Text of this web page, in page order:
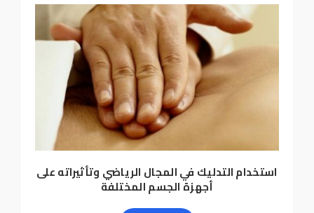
استخدام التدليك في المجال الرياضي وتأثيراته على
أجهزة الجسم المختلفة